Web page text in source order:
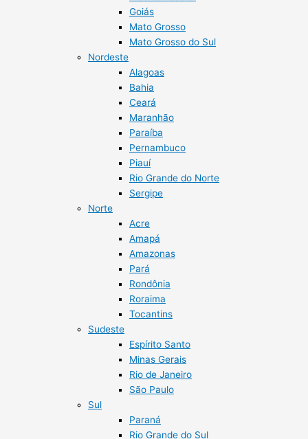
Goiás
Mato Grosso
Mato Grosso do Sul
Nordeste
Alagoas
Bahia
Ceará
Maranhão
Paraíba
Pernambuco
Piauí
Rio Grande do Norte
Sergipe
Norte
Acre
Amapá
Amazonas
Pará
Rondônia
Roraima
Tocantins
Sudeste
Espírito Santo
Minas Gerais
Rio de Janeiro
São Paulo
Sul
Paraná
Rio Grande do Sul